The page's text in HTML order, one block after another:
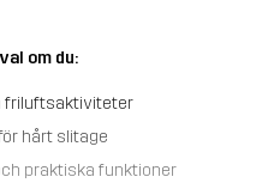
om du:
friluftsaktiviteter
hårt slitage
praktiska funktioner